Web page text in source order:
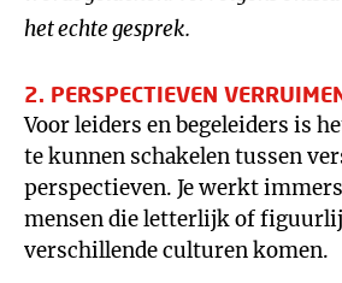
het echte gesprek.
2. PERSPECTIEVEN
Voor leiders en begeleiders is
te kunnen schakelen tussen
perspectieven. Je werkt
mensen die letterlijk of
verschillende culturen komen.